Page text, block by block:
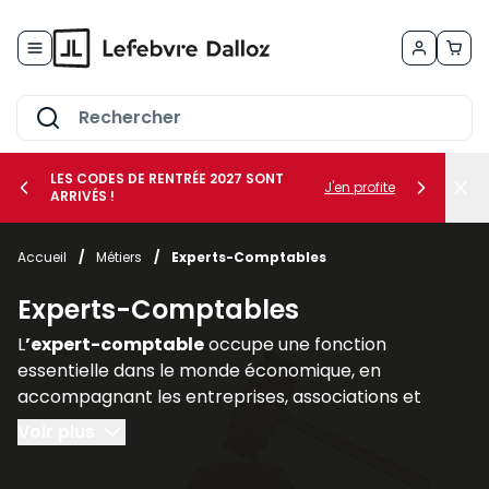
le sous-menu Vos métiers
le sous-menu Vos besoins
LES CODES DE RENTRÉE 2027 SONT
ARRIVÉS !
J'en profite
Accueil / Métiers / Experts-Comptables
Experts-Comptables
L’expert-comptableoccupe une fonction
essentielle dans le monde économique, en
accompagnant les entreprises, associations et
professions libérales dans la
obligations comptables, fiscales, sociales et